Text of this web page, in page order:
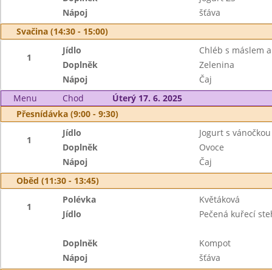
Nápoj
šťáva
Svačina (14:30 - 15:00)
1
Jídlo
Chléb s máslem
Doplněk
Zelenina
Nápoj
Čaj
Menu
Chod
Úterý 17. 6. 2025
Přesnídávka (9:00 - 9:30)
1
Jídlo
Jogurt s vánočkou
Doplněk
Ovoce
Nápoj
Čaj
Oběd (11:30 - 13:45)
1
Polévka
Květáková
Jídlo
Pečená kuřecí
Doplněk
Kompot
Nápoj
šťáva